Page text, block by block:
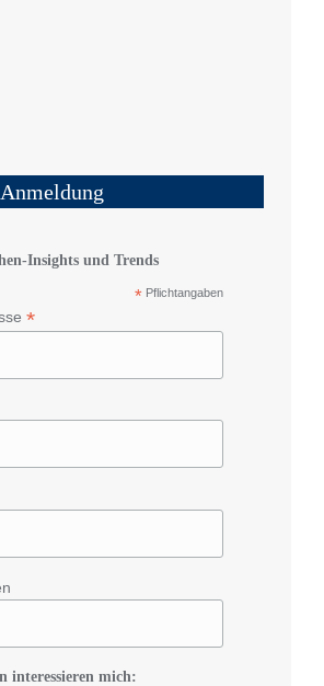
Insights und Trends
* Pflichtangaben
*
interessieren mich: